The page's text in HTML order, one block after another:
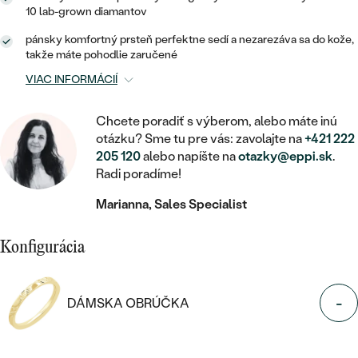
RUČNE RYTÉ
S VÝPLŇOU
SVADOBNÉ SETY
PODĽA CENY
CENOVO DOSTUPNÉ
LUXUSNÉ
ZAČAŤ S DIAMANTOM
ZAČAŤ S LABGROWN DIAMANTOM
ZAČAŤ S FAREBNÝM DIAMANTOM
PODĽA DRAHOKAMU
DIAMANT
LAB GROWN DIAMANT
MOISSANIT
FAREBNÝ DIAMANT
ČIERNY DIAMANT
BROŠNE
PODĽA MATERIÁLU
ZLATÉ
PODĽA DRAHOKAMU
DETSKÉ
PIERCING
S DIAMANTMI
S DRAHOKAMAMI
S PERLAMI
CENOVO DOSTUPNÉ
RETIAZKY
SO ZVIERATAMI
PODĽA DRAHOKAMU
S PERLAMI
PEČATNÉ
PERSONALIZOVANÉ
PODĽA DRAHOKAMU
S DIAMANTMI
S DRAHOKAMAMI
S PERLAMI
PODĽA CENY
CENOVO DOSTUPNÉ
10 lab-grown diamantov
pánsky komfortný prsteň perfektne sedí a nezarezáva sa do kože,
takže máte pohodlie zaručené
VIAC INFORMÁCIÍ
Chcete poradiť s výberom, alebo máte inú
otázku? Sme tu pre vás: zavolajte na+421 222
205 120alebo napíšte naotazky@eppi.sk.
Radi poradíme!
Marianna, Sales Specialist
Konfigurácia
DÁMSKA OBRÚČKA -